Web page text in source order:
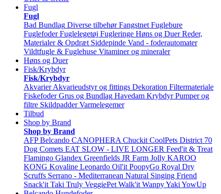
Fugl
Fugl
Bad Bundlag Diverse tilbehør Fangstnet Fuglebure
Fuglefoder Fuglelegetøj Fugleringe Høns og Duer Reder,
Materialer & Opdræt Siddepinde Vand - foderautomater
Vildtfugle & Fuglehuse Vitaminer og mineraler
Høns og Duer
Fisk/Krybdyr
Fisk/Krybdyr
Akvarier Akvarieudstyr og fittings Dekoration Filtermateriale
Fiskefoder Grus og Bundlag Havedam Krybdyr Pumper og
filtre Skildpadder Varmelegemer
Tilbud
Shop by Brand
Shop by Brand
AFP Belcando CANOPHERA Chuckit CoolPets District 70
Dog Comets EAT SLOW - LIVE LONGER Feed'it & Treat
Flamingo Glandex Greenfields JR Farm Jolly KAROO
KONG Kovaline Leonardo Oil'it PoopyGo Royal Dry
Scruffs Serrano - Mediterranean Natural Singing Friend
Snack'it Taki Truly VeggiePet Walk'it WanpyYaki YowUp